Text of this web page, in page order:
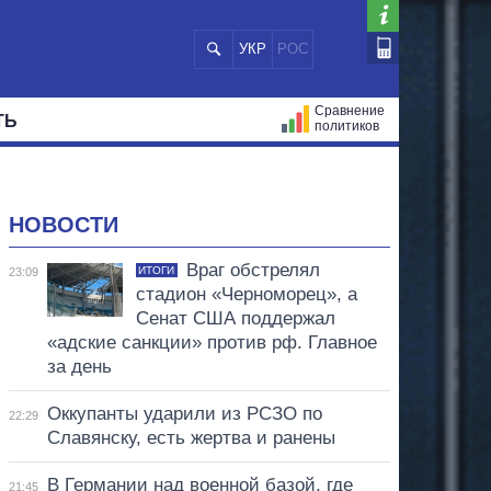
УКР РОС
Сравнение
политиков
НОВОСТИ
23:09 ИТОГИ
Враг обстрелял
стадион «Черноморец», а
Сенат США поддержал
«адские санкции» против рф. Главное
за день
22:29
Оккупанты ударили из РСЗО по
Славянску, есть жертва и ранены
21:45
В Германии над военной базой, где